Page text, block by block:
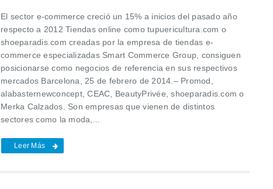
El sector e-commerce creció un 15% a inicios del pasado año
respecto a 2012 Tiendas online como tupuericultura.com o
shoeparadis.com creadas por la empresa de tiendas e-
commerce especializadas Smart Commerce Group, consiguen
posicionarse como negocios de referencia en sus respectivos
mercados Barcelona, 25 de febrero de 2014.– Promod,
alabasternewconcept, CEAC, BeautyPrivée, shoeparadis.com o
Merka Calzados. Son empresas que vienen de distintos
sectores como la moda,...
Leer Más